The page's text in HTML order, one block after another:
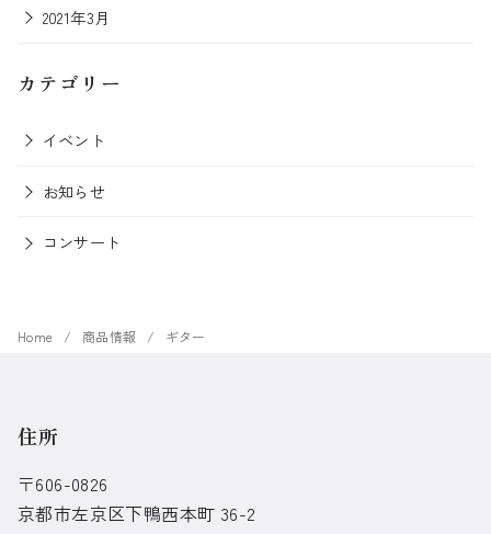
2021年3月
カテゴリー
イベント
お知らせ
コンサート
Home 商品情報 ギター
住所
〒606-0826
京都市左京区下鴨西本町 36-2